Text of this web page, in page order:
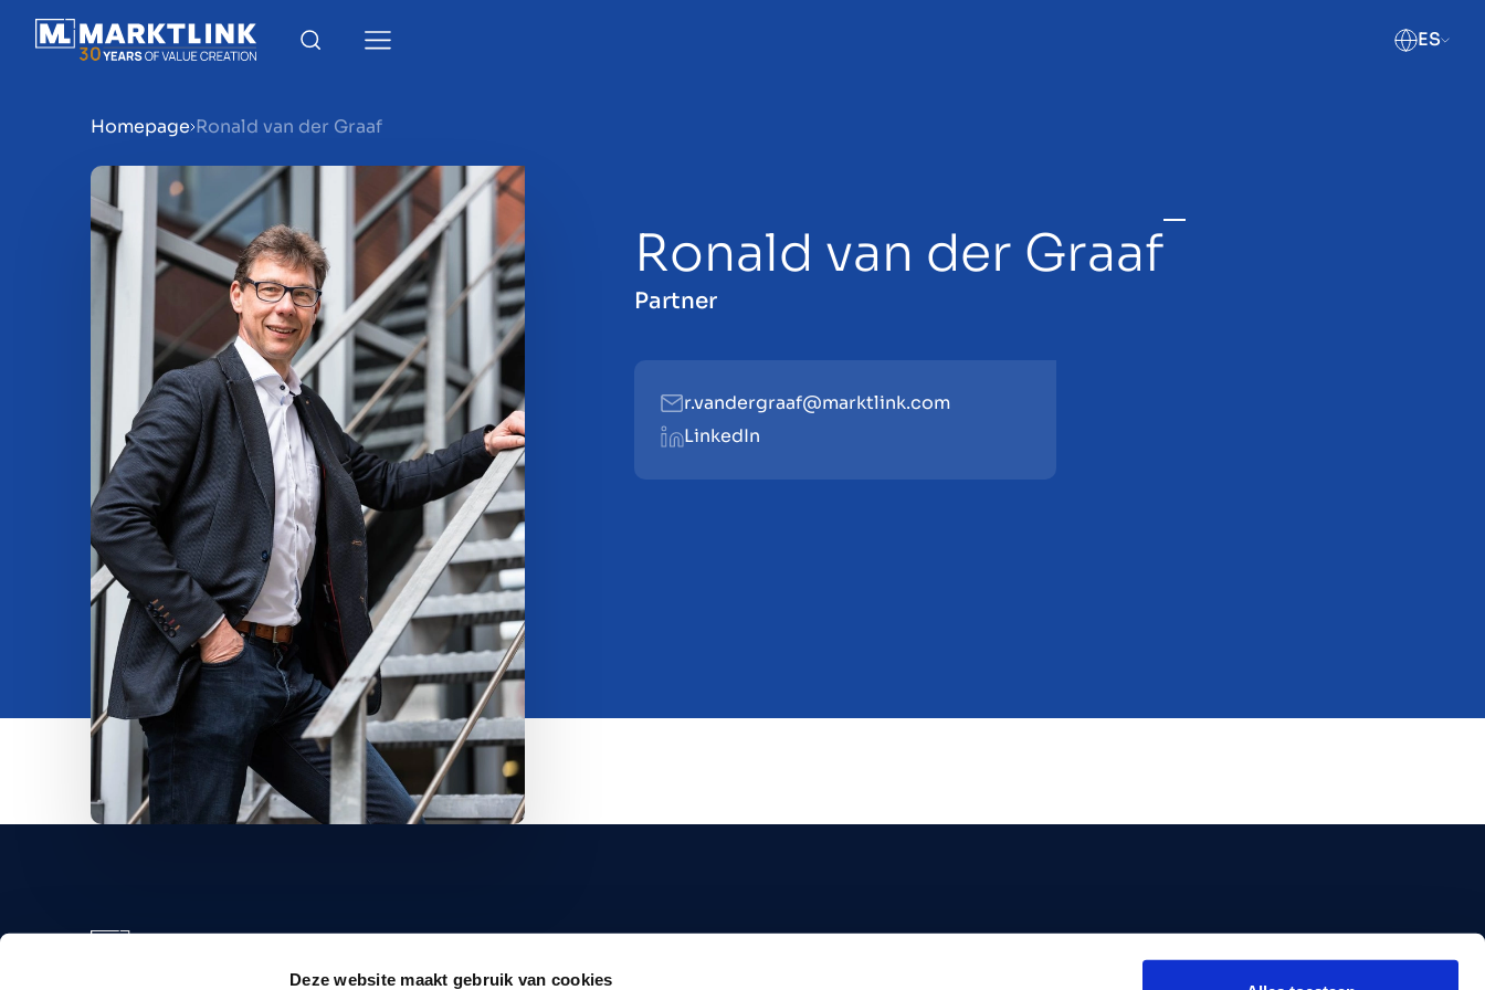
Deze website maakt gebruik van cookies
ES
Menu
Homepage Ronald van der Graaf
Ronald van der Graaf
Partner
r.vandergraaf@marktlink.com
LinkedIn
+34 699 907 310